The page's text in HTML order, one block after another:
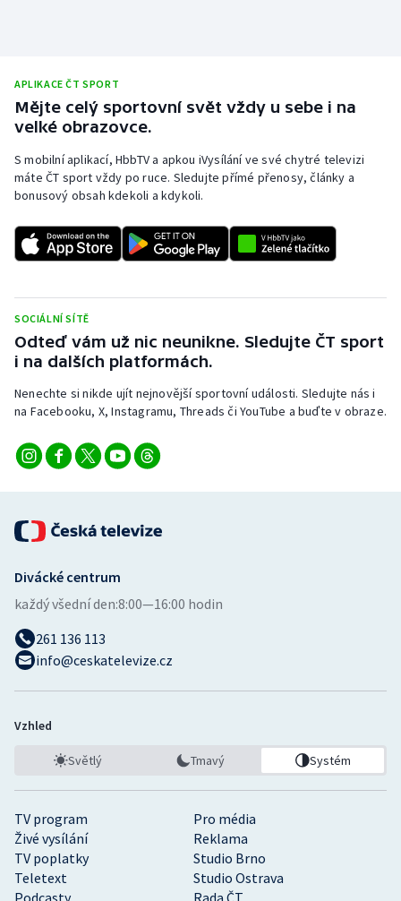
APLIKACE ČT SPORT
Mějte celý sportovní svět vždy u sebe i na
velké obrazovce.
S mobilní aplikací, HbbTV a apkou iVysílání ve své chytré televizi
máte ČT sport vždy po ruce. Sledujte přímé přenosy, články a
bonusový obsah kdekoli a kdykoli.
SOCIÁLNÍ SÍTĚ
Odteď vám už nic neunikne. Sledujte ČT sport
i na dalších platformách.
Nenechte si nikde ujít nejnovější sportovní události. Sledujte nás i
na Facebooku, X, Instagramu, Threads či YouTube a buďte v obraze.
TV program
Pro média
Živé vysílání
Reklama
TV poplatky
Studio Brno
Teletext
Studio Ostrava
Divácké centrum
každý všední den:8:00—16:00 hodin
261 136 113
info@ceskatelevize.cz
Vzhled
Světlý Tmavý Systém